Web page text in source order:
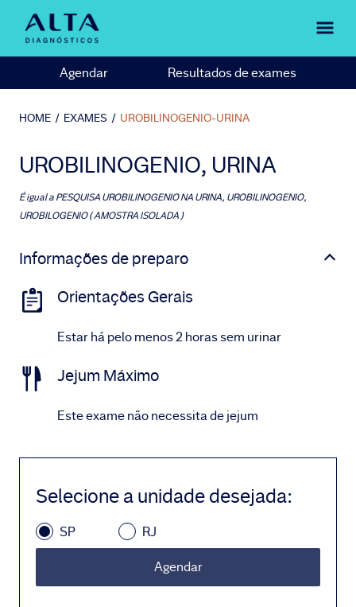
Agendar Resultados de exames
HOME / EXAMES / UROBILINOGENIO-URINA
UROBILINOGENIO, URINA
É igual aPESQUISA UROBILINOGENIO NA URINA, UROBILINOGENIO,
UROBILOGENIO ( AMOSTRA ISOLADA )
Informações de preparo
Orientações Gerais
Estar há pelo menos 2 horas sem urinar
Jejum Máximo
Este exame não necessita de jejum
Selecione a unidade desejada:
SP RJ
Agendar